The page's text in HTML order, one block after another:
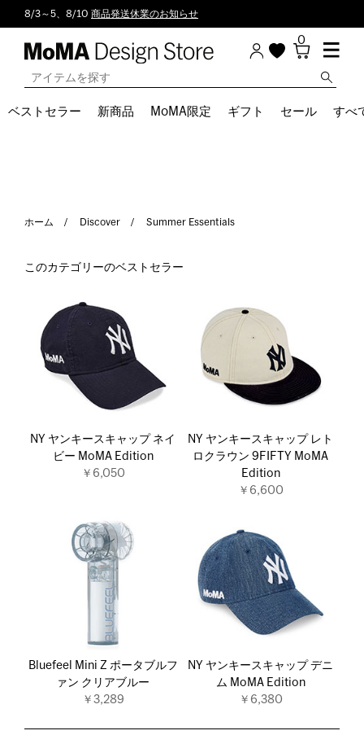
8/3～5、8/10 商品発送休業のお知らせ
0
ベストセラー 新商品 MoMA限定 ギフト セール すべ
ホーム Discover Summer Essentials
このカテゴリーのベストセラー
NY ヤンキースキャップ ネイ
ビー MoMA Edition
￥6,050
NY ヤンキースキャップ レト
ロクラウン 9FIFTY MoMA
Edition
￥6,600
Bluefeel Mini Z ポータブルフ
ァン クリアブルー
￥3,289
NY ヤンキースキャップ デニ
ム MoMA Edition
￥6,380